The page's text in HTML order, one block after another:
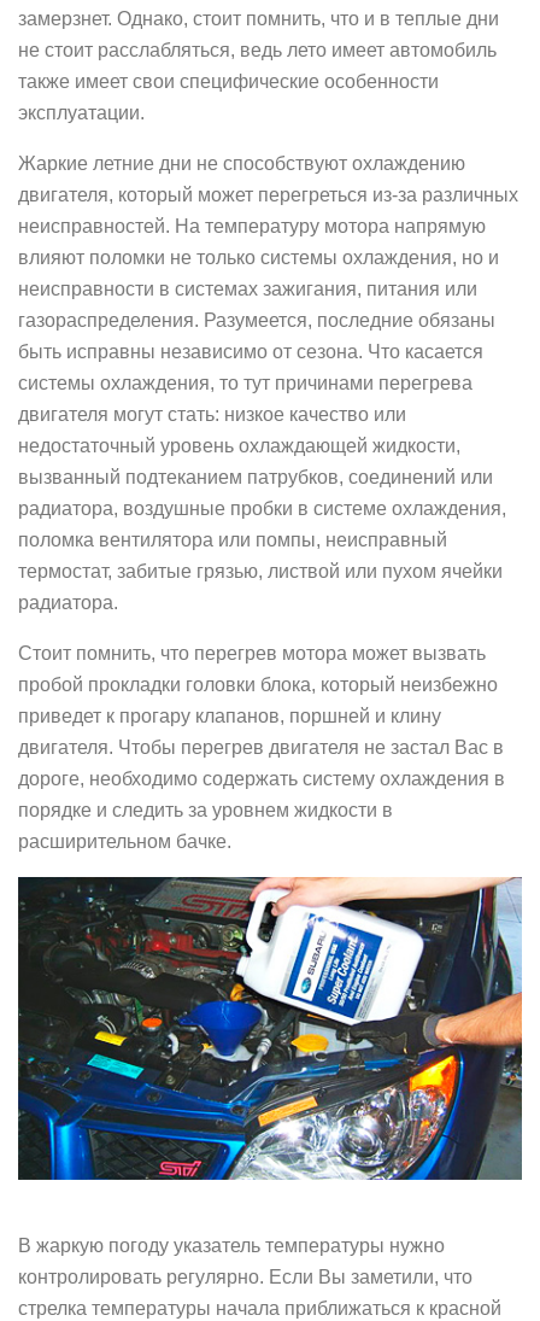
замерзнет. Однако, стоит помнить, что и в теплые дни
не стоит расслабляться, ведь лето имеет автомобиль
также имеет свои специфические особенности
эксплуатации.
Жаркие летние дни не способствуют охлаждению
двигателя, который может перегреться из-за различных
неисправностей. На температуру мотора напрямую
влияют поломки не только системы охлаждения, но и
неисправности в системах зажигания, питания или
газораспределения. Разумеется, последние обязаны
быть исправны независимо от сезона. Что касается
системы охлаждения, то тут причинами перегрева
двигателя могут стать: низкое качество или
недостаточный уровень охлаждающей жидкости,
вызванный подтеканием патрубков, соединений или
радиатора, воздушные пробки в системе охлаждения,
поломка вентилятора или помпы, неисправный
термостат, забитые грязью, листвой или пухом ячейки
радиатора.
Стоит помнить, что перегрев мотора может вызвать
пробой прокладки головки блока, который неизбежно
приведет к прогару клапанов, поршней и клину
двигателя. Чтобы перегрев двигателя не застал Вас в
дороге, необходимо содержать систему охлаждения в
порядке и следить за уровнем жидкости в
расширительном бачке.
В жаркую погоду указатель температуры нужно
контролировать регулярно. Если Вы заметили, что
стрелка температуры начала приближаться к красной